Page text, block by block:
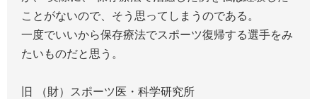
ことがないので、そう思ってしまうのである。
一度でいいから保存療法でスポーツ復帰する選手をみ
たいものだと思う。
旧 （財）スポーツ医・科学研究所